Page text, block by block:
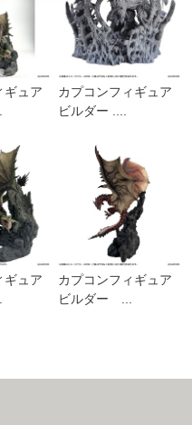
ギュア
カプコンフィギュア
ビルダー ....
ギュア
カプコンフィギュア
ビルダー ...